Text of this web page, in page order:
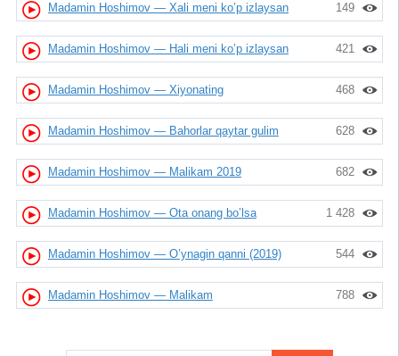
149
Madamin Hoshimov — Xali meni ko’p izlaysan
421
Madamin Hoshimov — Hali meni ko’p izlaysan
468
Madamin Hoshimov — Xiyonating
628
Madamin Hoshimov — Bahorlar qaytar gulim
682
Madamin Hoshimov — Malikam 2019
1 428
Madamin Hoshimov — Ota onang bo’lsa
544
Madamin Hoshimov — O’ynagin qanni (2019)
788
Madamin Hoshimov — Malikam